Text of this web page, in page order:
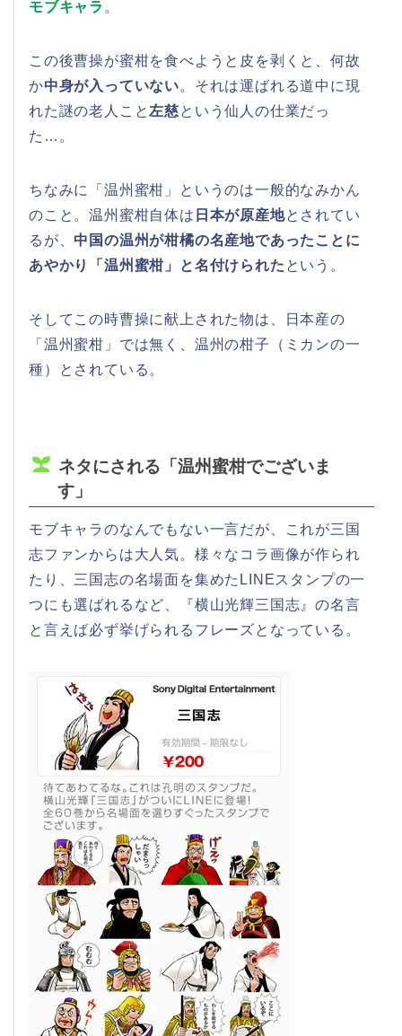
モブキャラ 。
この後曹操が蜜柑を食べようと皮を剥くと、何故
か中身が入っていない。それは運ばれる道中に現
れた謎の老人こと左慈という仙人の仕業だっ
た…。
ちなみに「温州蜜柑」というのは一般的なみかん
のこと。温州蜜柑自体は 日本が原産地とされてい
るが、 中国の温州が柑橘の名産地であったことに
あやかり「温州蜜柑」と名付けられた という。
そしてこの時曹操に献上された物は、日本産の
「温州蜜柑」では無く、温州の柑子（ミカンの一
種）とされている。
ネタにされる「温州蜜柑でございま
す」
モブキャラのなんでもない一言だが、これが三国
志ファンからは大人気。様々なコラ画像が作られ
たり、三国志の名場面を集めたLINEスタンプの一
つにも選ばれるなど、『横山光輝三国志』の名言
と言えば必ず挙げられるフレーズとなっている。